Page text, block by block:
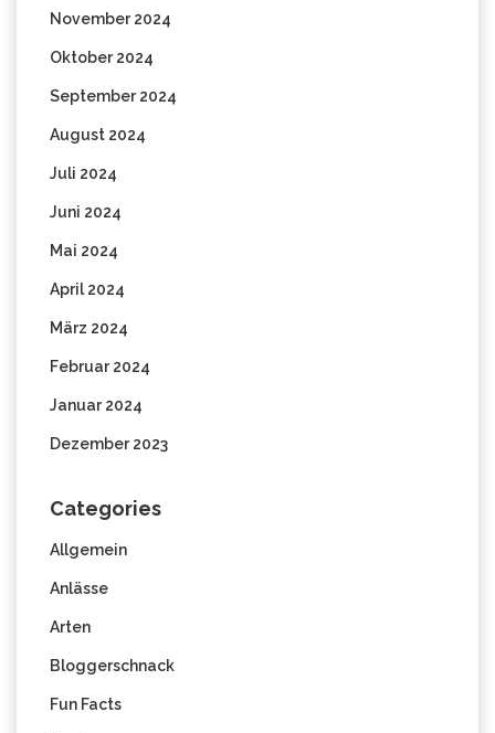
November 2024
Oktober 2024
September 2024
August 2024
Juli 2024
Juni 2024
Mai 2024
April 2024
März 2024
Februar 2024
Januar 2024
Dezember 2023
Categories
Allgemein
Anlässe
Arten
Bloggerschnack
Fun Facts